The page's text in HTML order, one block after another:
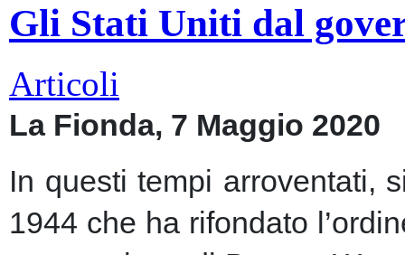
Gli Stati Uniti dal
Articoli
La Fionda, 7 Maggio 2020
In questi tempi arroventati,
1944 che ha rifondato